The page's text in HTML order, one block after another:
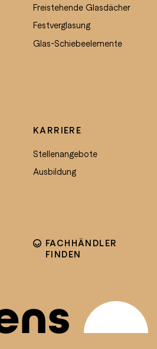
Freistehende Glasdächer
Festverglasung
Glas-Schiebeelemente
KARRIERE
Stellenangebote
Ausbildung
FACHHÄNDLER
FINDEN